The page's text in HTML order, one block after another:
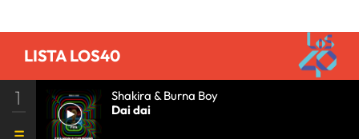
LISTA LOS40
1
Shakira & Burna Boy
Dai dai